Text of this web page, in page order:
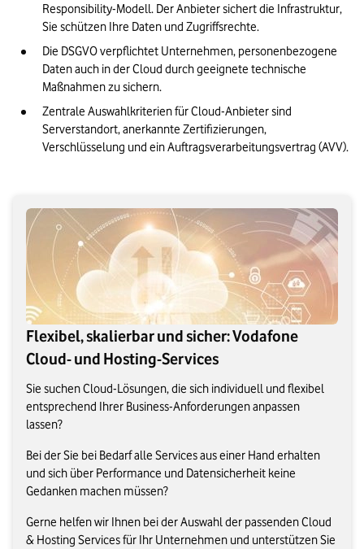
Responsibility-Modell. Der Anbieter sichert die Infrastruktur,
Sie schützen Ihre Daten und Zugriffsrechte.
Die DSGVO verpflichtet Unternehmen, personenbezogene
Daten auch in der Cloud durch geeignete technische
Maßnahmen zu sichern.
Zentrale Auswahlkriterien für Cloud-Anbieter sind
Serverstandort, anerkannte Zertifizierungen,
Verschlüsselung und ein Auftragsverarbeitungsvertrag (AVV).
Flexibel, skalierbar und sicher: Vodafone
Cloud- und Hosting-Services
Sie suchen Cloud-Lösungen, die sich individuell und flexibel
entsprechend Ihrer Business-Anforderungen anpassen
lassen?
Bei der Sie bei Bedarf alle Services aus einer Hand erhalten
und sich über Performance und Datensicherheit keine
Gedanken machen müssen?
Gerne helfen wir Ihnen bei der Auswahl der passenden Cloud
& Hosting Services für Ihr Unternehmen und unterstützen Sie